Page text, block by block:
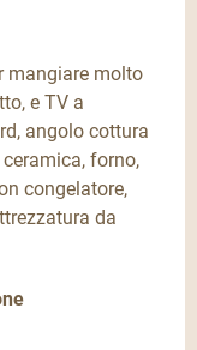
mangiare molto
e TV a
angolo cottura
forno,
congelatore,
da